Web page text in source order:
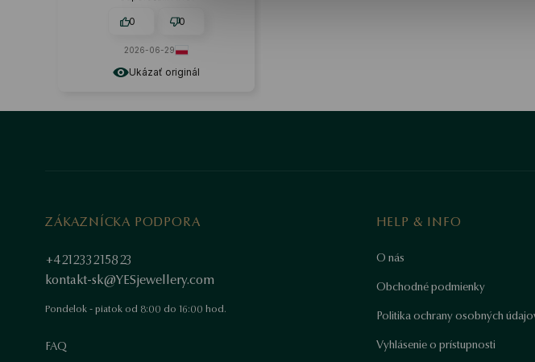
Ukázať originál
0 0
2026-06-29
ZÁKAZNÍCKA PODPORA
+421233215823
kontakt-sk@YESjewellery.com
Pondelok - piatok od 8:00 do 16:00 hod.
FAQ
HELP & INFO
O nás
Obchodné podmienky
Politika ochrany osobných
Vyhlásenie o prístupnosti